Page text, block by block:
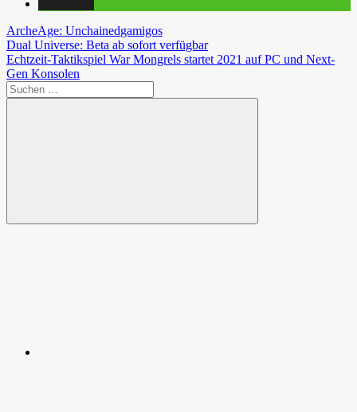
ArcheAge: Unchainedgamigos
Beitragsnavigation
Vorheriger
Beitrag:
Dual Universe: Beta ab sofort verfügbar
Nächster
Beitrag:
Echtzeit-Taktikspiel War Mongrels startet 2021 auf PC und Next-
Gen Konsolen
Suchen
nach:
Suchen